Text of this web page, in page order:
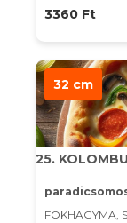
3360 Ft
32 cm
25.
FOKHAGYMA,